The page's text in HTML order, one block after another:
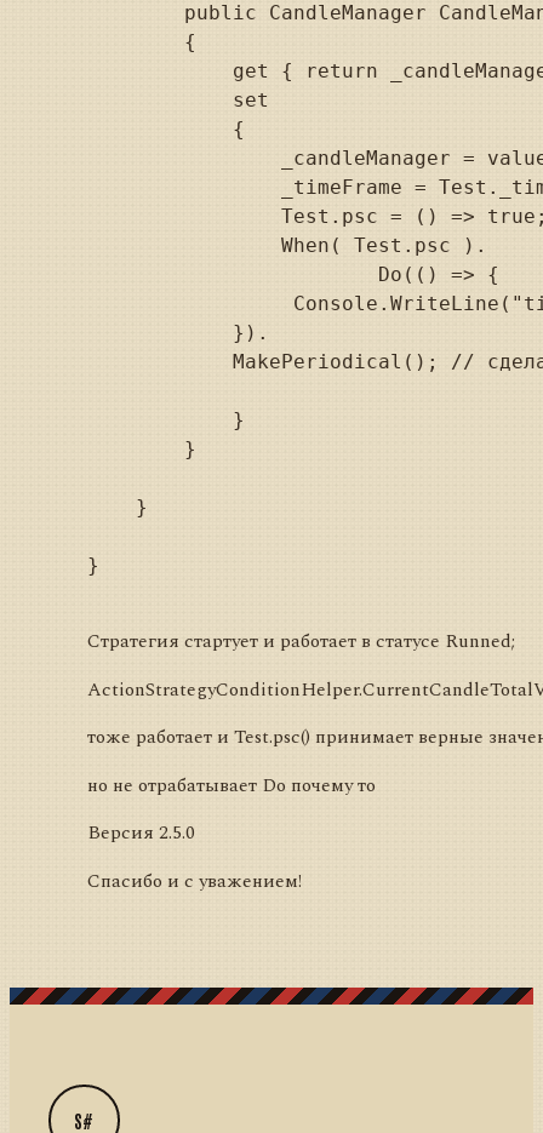
public CandleManager
        {
get { return
            set
            {
_candleManager =
_timeFrame =
Test.psc = () =>
                When( Test.psc ).
            }).
MakePeriodical(); //
            }
        }
    }
}
Cтратегия стартует и работает в статусе Runned;
тоже работает и Test.psc() принимает верные
но не отрабатывает Do почему то
Версия 2.5.0
Спасибо и с уважением!
S#